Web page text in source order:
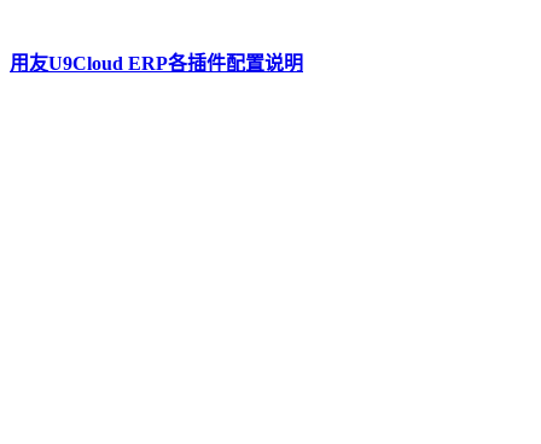
用友U9Cloud ERP各插件配置说明